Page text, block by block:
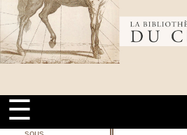
☰
les aplombs et
les tares des
membres / PORTE
D., 1988
Réalisation d’un
l’apprentissage
de la palpation
transrectale